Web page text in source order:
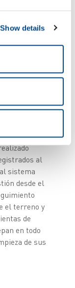
Show details
office y los
de los
consultar
hayan
la aerolínea
al
sistema
desde el
el terreno y
de
en todo
de sus